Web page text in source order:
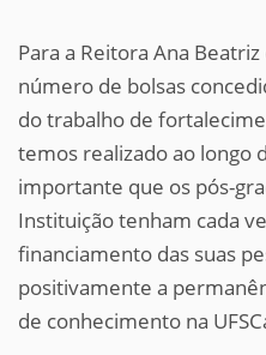
Para a Reitora Ana
número de bolsas
do trabalho de
temos realizado ao longo
importante que os pós-
Instituição tenham cada
financiamento das suas
positivamente a
de conhecimento na